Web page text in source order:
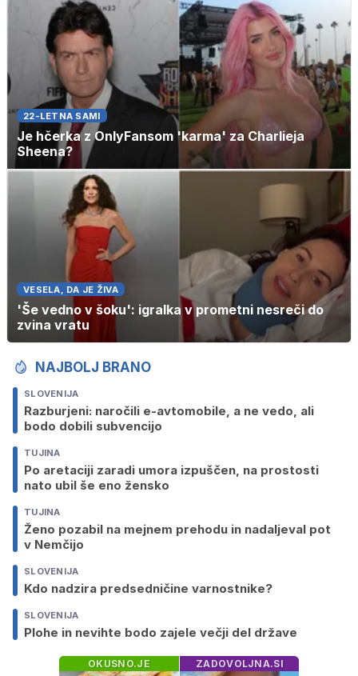
22-LETNA SAMI
Je hčerka z OnlyFansom 'karma' za Charlieja
Sheena?
VESELA, DA JE ŽIVA
'Še vedno v šoku': igralka v prometni nesreči do
zvina vratu
NAJBOLJ BRANO
SLOVENIJA
Razburjeni: naročili e-avtomobile, a ne vedo, ali
bodo dobili subvencijo
TUJINA
Po aretaciji zaradi umora izpuščen, na prostosti
nato ubil še eno žensko
TUJINA
Ženo pozabil na mejnem prehodu in nadaljeval pot
v Nemčijo
SLOVENIJA
Kdo nadzira predsedničine varnostnike?
SLOVENIJA
Plohe in nevihte bodo zajele večji del države
OKUSNO.JE ZADOVOLJNA.SI